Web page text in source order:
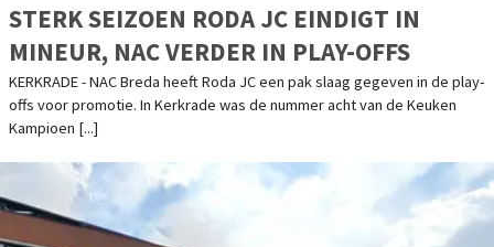
STERK SEIZOEN RODA JC EINDIGT IN
MINEUR, NAC VERDER IN PLAY-OFFS
KERKRADE - NAC Breda heeft Roda JC een pak slaag gegeven in de play-
offs voor promotie. In Kerkrade was de nummer acht van de Keuken
Kampioen [...]